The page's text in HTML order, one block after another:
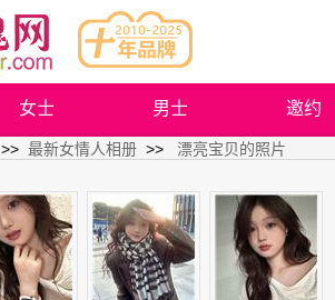
女士 男士 邀约
>> 最新女情人相册 >> 漂亮宝贝的照片